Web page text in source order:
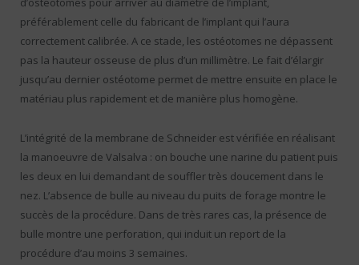
préférablement celle du fabricant de l’implant qui l’aura
correctement calibrée. A ce stade, les ostéotomes ne dépassent
pas la hauteur osseuse de plus d’un millimètre. Le fait d’élargir
jusqu’au dernier ostéotome permet de mettre ensuite en place le
matériau plus rapidement et de manière plus homogène.
L’intégrité de la membrane de Schneider est vérifiée en réalisant
la manoeuvre de Valsalva : on bouche une narine du patient puis
les deux en lui demandant de souffler très doucement dans le
nez. L’absence de bulle au niveau du puits de forage montre le
succès de la procédure. Dans de très rares cas, la présence de
bulle montre une perforation, qui induit un report de la
procédure d’au moins 3 semaines.